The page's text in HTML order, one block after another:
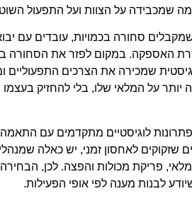
שמכבידה על הצוות ועל התפעול
סחורה בכמויות, עובדים עם
האספקה. במקום לפזר את הסחורה
שמכירה את הצרכים התפעוליים
יותר על המלאי שלו, בלי להחזיק
לוגיסטיים מתקדמים עם
שזקוקים לאחסון זמני, יש כאלה
פריקת מכולות והפצה. לכן,
לבנות מענה לפי אופי הפעילות.